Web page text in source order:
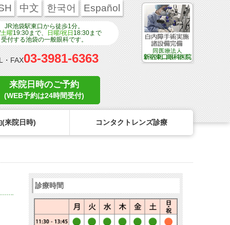
中文 한국어 Español
JR池袋駅東口から徒歩1分。
土曜19:30まで、 日曜/祝日 18:30まで
受付する池袋の一般眼科です。
・FAX03-3981-6363
来院日時のご予約
(WEB予約は24時間受付)
くある質問
眼液・眼軟膏について
(来院日時) コンタクトレンズ診療
ンタクトレンズのトラブル
ンタクトレンズの眼疾患
診療時間